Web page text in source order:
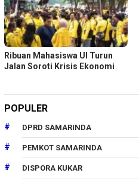
Ribuan Mahasiswa UI Turun
Jalan Soroti Krisis Ekonomi
POPULER
DPRD SAMARINDA
PEMKOT SAMARINDA
DISPORA KUKAR